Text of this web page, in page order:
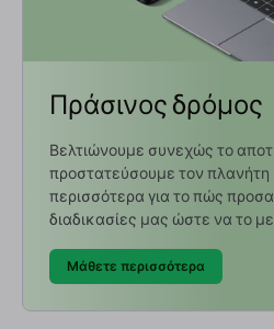
Πράσινος δρόμος
Βελτιώνουμε συνεχώς το
προστατεύσουμε τον πλανήτη
περισσότερα για το πώς
διαδικασίες μας ώστε να το
Μάθετε περισσότερα